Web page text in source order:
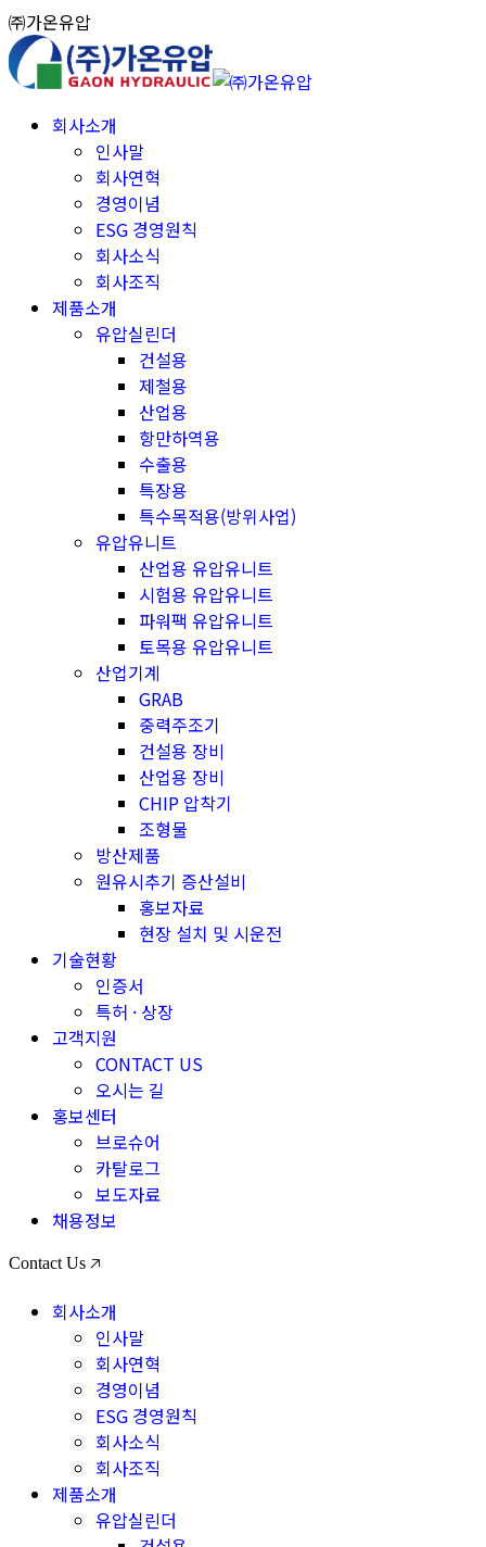
Skip
to
content
㈜가온유압
회사소개
인사말
회사연혁
경영이념
ESG 경영원칙
회사소식
회사조직
제품소개
유압실린더
건설용
제철용
산업용
항만하역용
수출용
특장용
특수목적용(방위사업)
유압유니트
산업용 유압유니트
시험용 유압유니트
파워팩 유압유니트
토목용 유압유니트
산업기계
GRAB
중력주조기
건설용 장비
산업용 장비
CHIP 압착기
조형물
방산제품
원유시추기 증산설비
홍보자료
현장 설치 및 시운전
기술현황
인증서
특허 · 상장
고객지원
CONTACT US
오시는 길
홍보센터
브로슈어
카탈로그
보도자료
채용정보
Contact Us 🡥
회사소개
인사말
회사연혁
경영이념
ESG 경영원칙
회사소식
회사조직
제품소개
유압실린더